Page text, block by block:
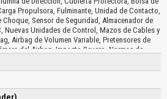
Propulsora, Fulminante, Unidad de Contacto,
Sensor de Seguridad, Almacenador de
Nuevas Unidades de Control, Mazos de Cables y
Airbag de Volumen Variable, Pretensores de
del Airbag, Impacto Severo, Normas de
Sensores Sensibles, Montaje de la Unidad,
de Combustión, Guantes y Gafas Productos
Inutilización y Desguace, Puertas Cerradas
Activación en Lugares Despejados, Advertir al